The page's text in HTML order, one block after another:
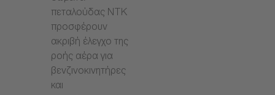
πεταλούδας NTK
προσφέρουν
ακριβή έλεγχο της
ροής αέρα για
βενζινοκινητήρες
και